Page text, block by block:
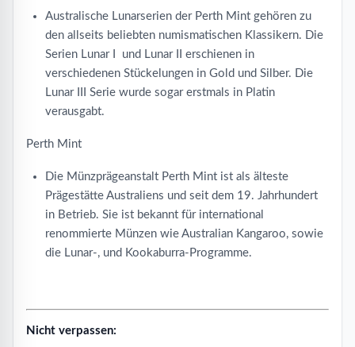
Australische Lunarserien der Perth Mint gehören zu
den allseits beliebten numismatischen Klassikern. Die
Serien Lunar I und Lunar II erschienen in
verschiedenen Stückelungen in Gold und Silber. Die
Lunar III Serie wurde sogar erstmals in Platin
verausgabt.
Perth Mint
Die Münzprägeanstalt Perth Mint ist als älteste
Prägestätte Australiens und seit dem 19. Jahrhundert
in Betrieb. Sie ist bekannt für international
renommierte Münzen wie Australian Kangaroo, sowie
die Lunar-, und Kookaburra-Programme.
Nicht verpassen: